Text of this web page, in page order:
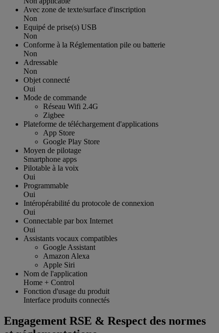
Avec zone de texte/surface d'inscription
Non
Equipé de prise(s) USB
Non
Conforme à la Réglementation pile ou batterie
Non
Adressable
Non
Objet connecté
Oui
Mode de commande
Réseau Wifi 2.4G
Zigbee
Plateforme de téléchargement d'applications
App Store
Google Play Store
Moyen de pilotage
Smartphone apps
Pilotable à la voix
Oui
Programmable
Oui
Intéropérabilité du protocole de connexion
Oui
Connectable par box Internet
Oui
Assistants vocaux compatibles
Google Assistant
Amazon Alexa
Apple Siri
Nom de l'application
Home + Control
Fonction d'usage du produit
Interface produits connectés
Engagement RSE & Respect des normes